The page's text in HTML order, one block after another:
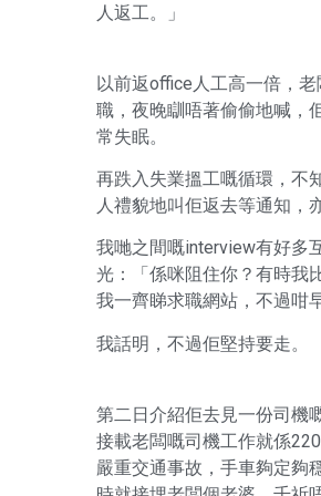
人返工。」
以前返office人工高一倍，
職，夜晚瞓唔著偷偷地喊，
常失眠。
再跌入失業搵工嘅循環，不
人禮貌地叫佢返去等通知，
我哋之間嘅interview有好多
光：「係咪阻住你？有時我
我一齊睇求職網站，不過咁
我話明，不過佢堅持要走。
第二日介紹佢去見一份司機
接載老闆嘅司機工作就係
嚴重交通事故，手車夠定夠